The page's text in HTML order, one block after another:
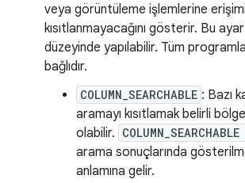
veya görüntüleme işlemlerine
kısıtlanmayacağını gösterir. Bu
düzeyinde yapılabilir. Tüm
bağlıdır.
COLUMN_SEARCHABLE : Bazı
aramayı kısıtlamak belirli
olabilir.
arama sonuçlarında
anlamına gelir.